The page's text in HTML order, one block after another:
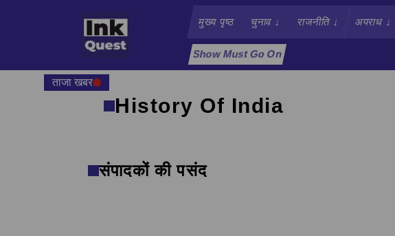
मुख्य पृष्ठ चुनाव↓ राजनीति↓ अपराध↓
Show Must Go On
ताजा खबर
History Of India
संपादकों की पसंद